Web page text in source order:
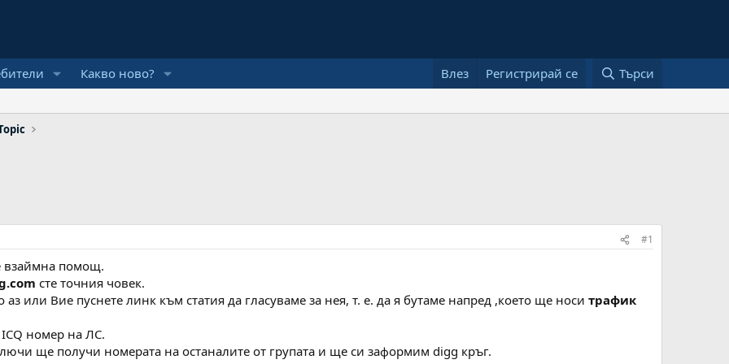
Какво ново? Влез Регистрирай се Търси
#1
взаймна помощ.
сте точния човек.
или Вие пуснете линк към статия да гласуваме за нея, т. е. да я бутаме напред ,което ще носи трафик
номер на ЛС.
ще получи номерата на останалите от групата и ще си заформим digg кръг.